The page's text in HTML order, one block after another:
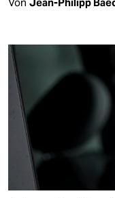
Von Jean-Philipp